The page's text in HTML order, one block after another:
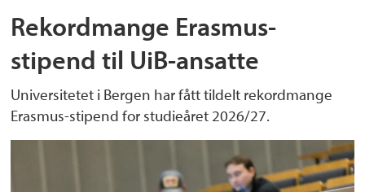
Rekordmange Erasmus-
stipend til UiB-ansatte
Universitetet i Bergen har fått tildelt rekordmange
Erasmus-stipend for studieåret 2026/27.